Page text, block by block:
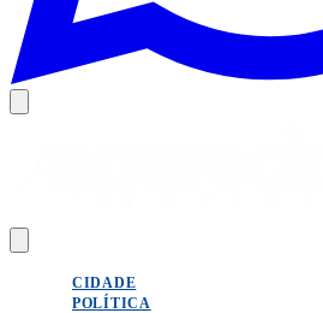
CIDADE
POLÍTICA